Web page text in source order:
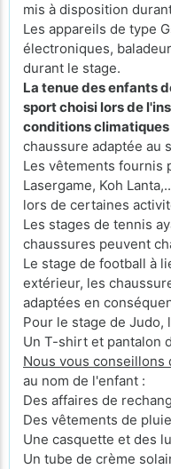
mis à disposition
Les appareils de type
électroniques,
durant le stage.
La tenue des enfants
sport choisi lors de
conditions climatiques
chaussure adaptée au
Les vêtements fournis
Lasergame, Koh
lors de certaines
Les stages de tennis
chaussures peuvent
Le stage de football à
extérieur, les
adaptées en
Pour le stage de Judo,
Un T-shirt et pantalon
Nous vous conseillons
au nom de l'enfant :
Des affaires de
Des vêtements de pluie
Une casquette et des
Un tube de crème